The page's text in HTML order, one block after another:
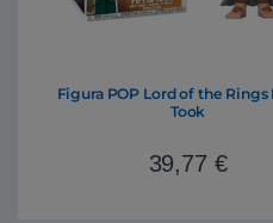
Figura POP Lord of the
Took
39,77 €